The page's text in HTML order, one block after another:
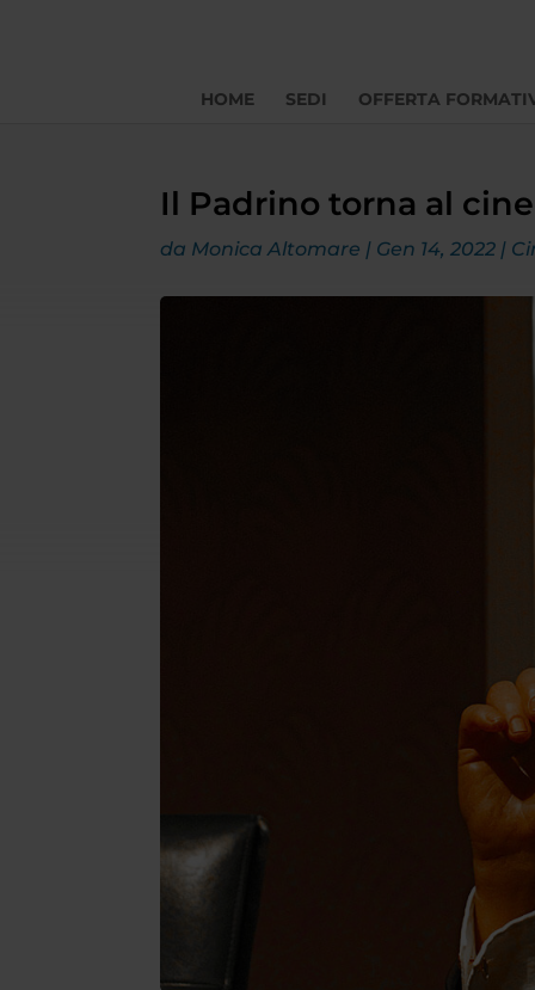
HOME SEDI OFFERTA
Il Padrino torna al
da Monica Altomare | Gen 14, 2022 |